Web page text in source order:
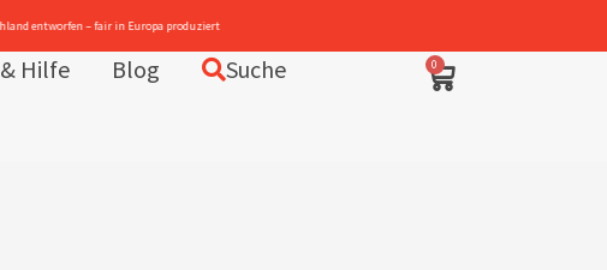
Hilfe Blog Suche 0